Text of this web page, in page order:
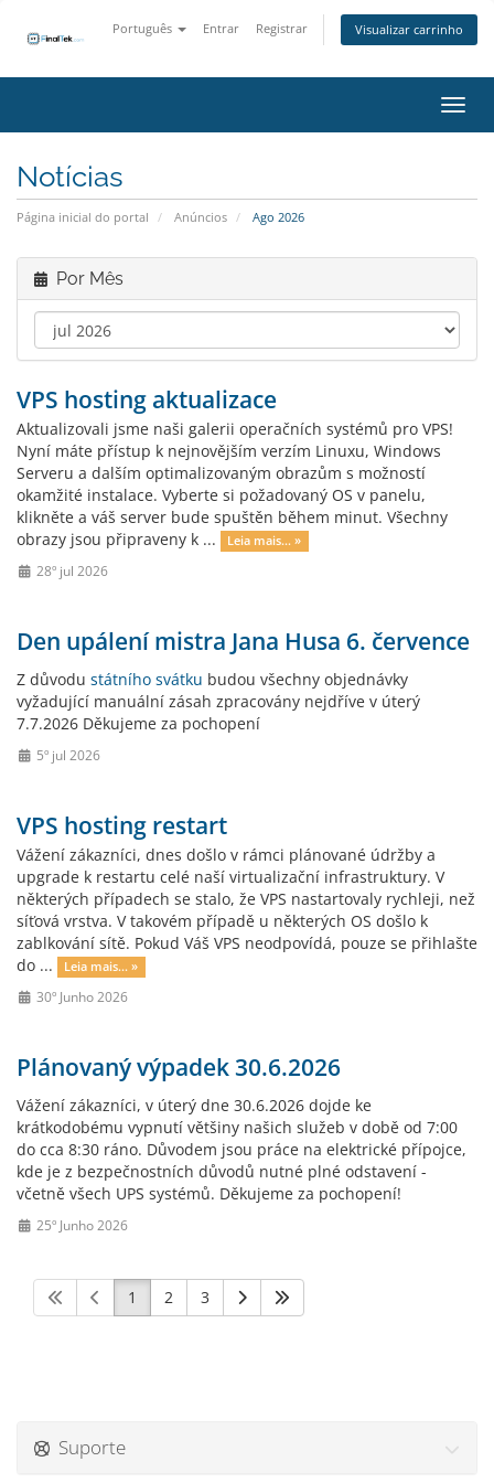
Português Entrar Registrar Visualizar carrinho
Notícias
Página inicial do portal Anúncios Ago 2026
Por Mês
VPS hosting aktualizace
Aktualizovali jsme naši galerii operačních systémů pro VPS!
Nyní máte přístup k nejnovějším verzím Linuxu, Windows
Serveru a dalším optimalizovaným obr­azům s možností
okamžité instalace. Vyberte si požadovaný OS v panelu,
klikněte a váš server bude spuštěn během minut. Všechny
obrazy jsou připraveny k ...
Leia mais... »
28º jul 2026
Den upálení mistra Jana Husa 6. července
Z důvodu státního svátku budou všechny objednávky
vyžadující manuální zásah zpracovány nejdříve v úterý
7.7.2026 Děkujeme za pochopení
5º jul 2026
VPS hosting restart
Vážení zákazníci, dnes došlo v rámci plánované údržby a
upgrade k restartu celé naší virtualizační infrastruktury. V
některých případech se stalo, že VPS nastartovaly rychleji, než
síťová vrstva. V takovém případě u některých OS došlo k
zablkování sítě. Pokud Váš VPS neodpovídá, pouze se přihlašte
do ...
Leia mais... »
30º Junho 2026
Plánovaný výpadek 30.6.2026
Vážení zákazníci, v úterý dne 30.6.2026 dojde ke
krátkodobému vypnutí většiny našich služeb v době od 7:00
do cca 8:30 ráno. Důvodem jsou práce na elektrické přípojce,
kde je z bezpečnostních důvodů nutné plné odstavení -
včetně všech UPS systémů. Děkujeme za pochopení!
25º Junho 2026
1 2 3
Suporte